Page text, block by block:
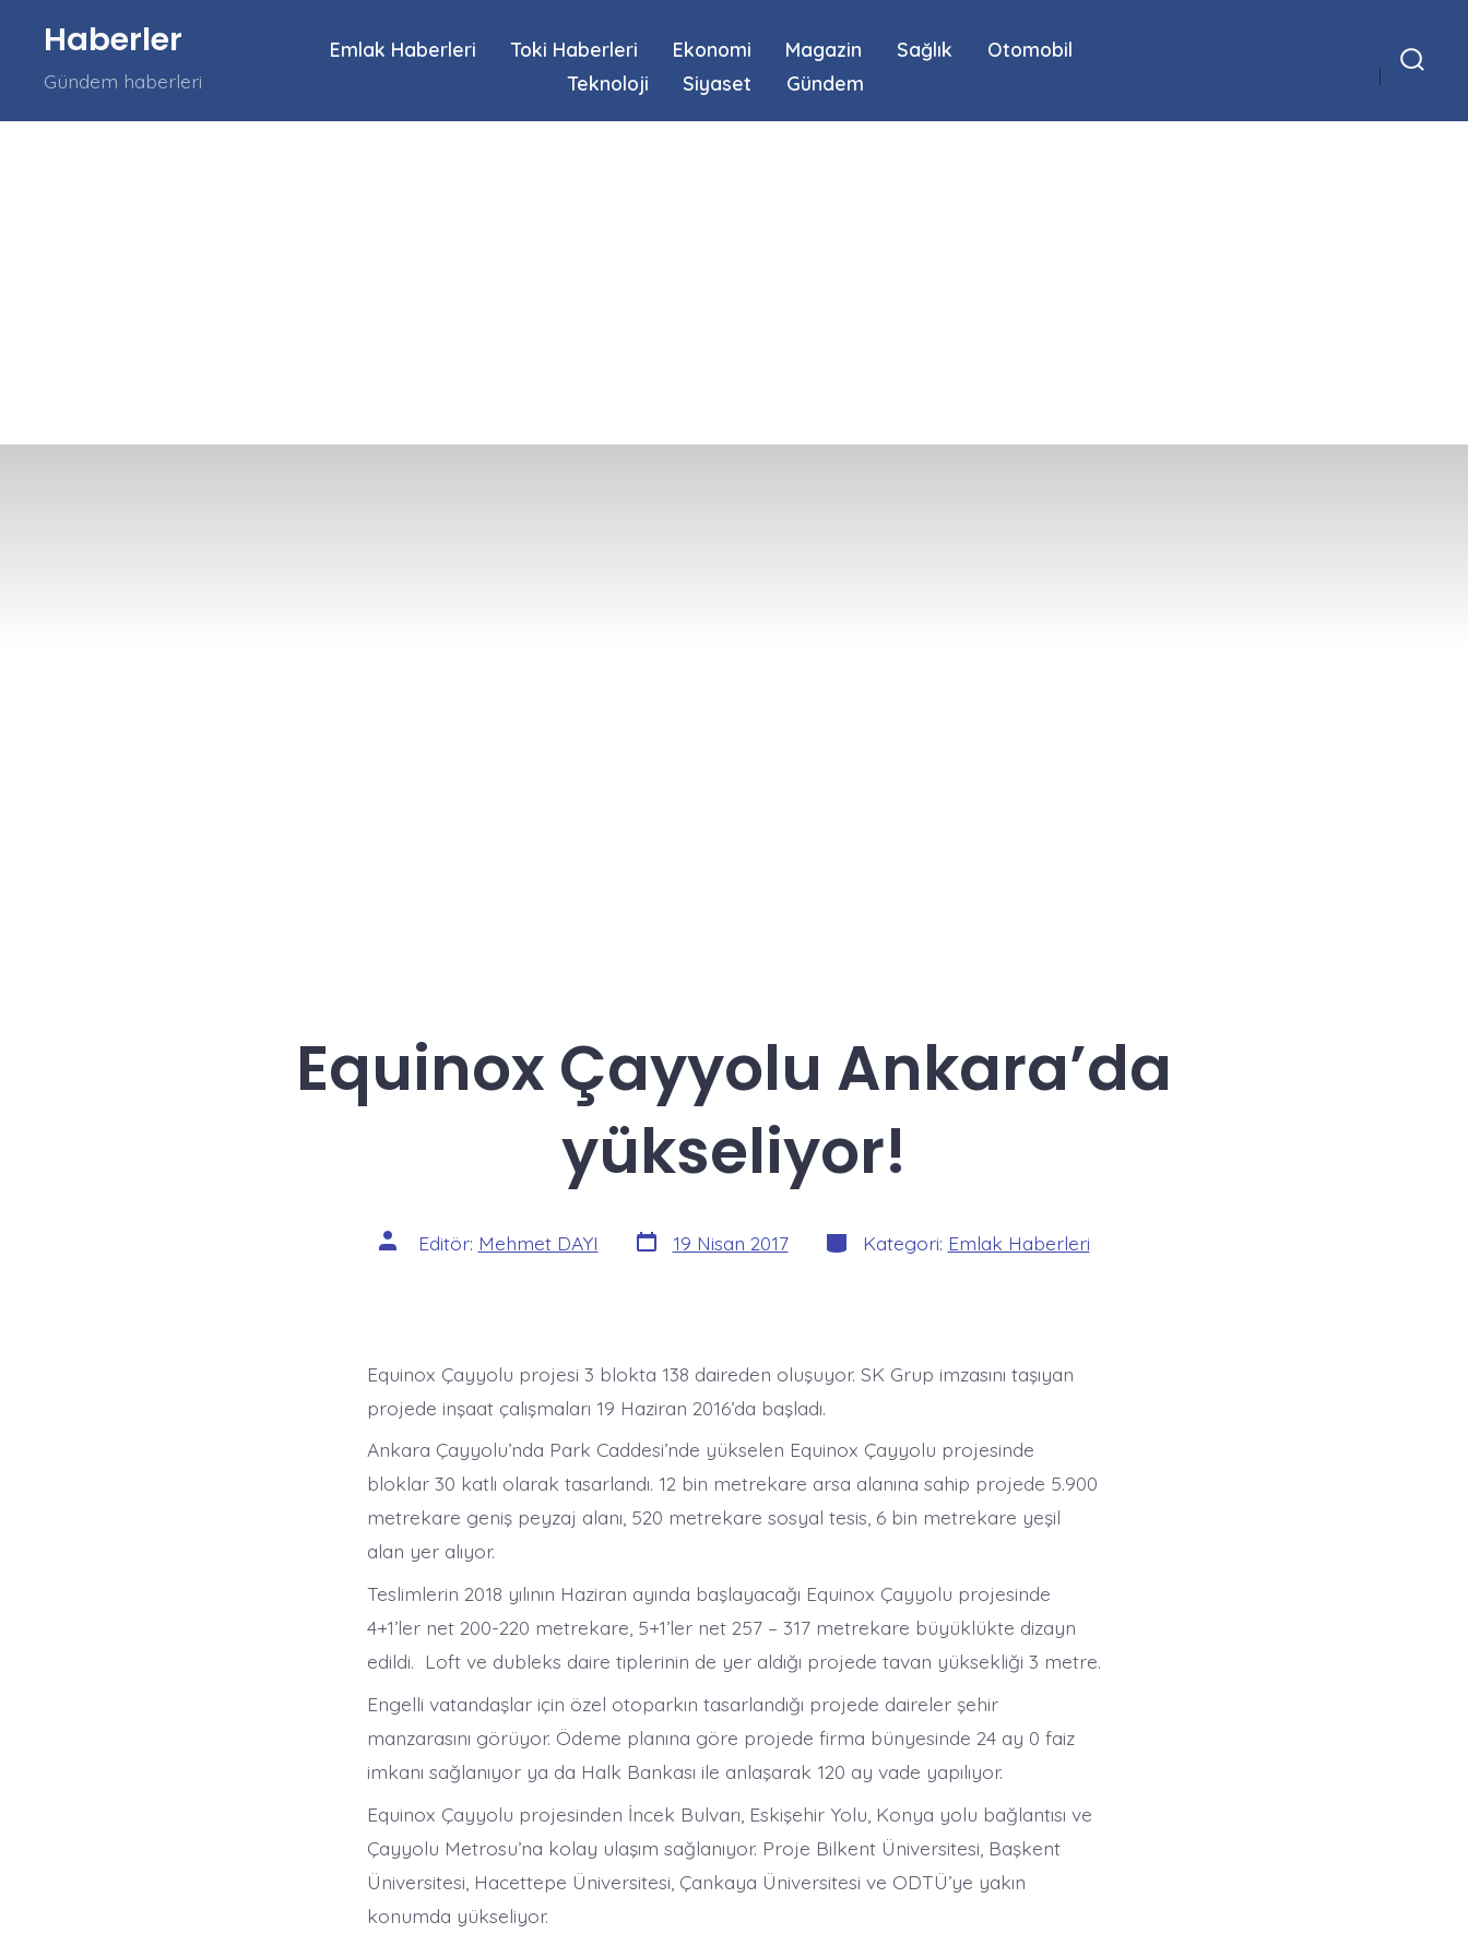
Arama
Göster/Gizle
Haberler
Gündem haberleri
Emlak Haberleri Toki Haberleri Ekonomi Magazin Sağlık
Otomobil
Teknoloji
Siyaset Gündem
Equinox Çayyolu Ankara’da
yükseliyor!
Yazının
yazarı
Editör: Mehmet DAYI Yazı
tarihi
19 Nisan 2017 Kategoriler
Kategori: Emlak Haberleri
Equinox Çayyolu projesi 3 blokta 138 daireden oluşuyor. SK Grup imzasını taşıyan
projede inşaat çalışmaları 19 Haziran 2016’da başladı.
Ankara Çayyolu’nda Park Caddesi’nde yükselen Equinox Çayyolu projesinde
bloklar 30 katlı olarak tasarlandı. 12 bin metrekare arsa alanına sahip projede 5.900
metrekare geniş peyzaj alanı, 520 metrekare sosyal tesis, 6 bin metrekare yeşil
alan yer alıyor.
Teslimlerin 2018 yılının Haziran ayında başlayacağı Equinox Çayyolu projesinde
4+1’ler net 200-220 metrekare, 5+1’ler net 257 – 317 metrekare büyüklükte dizayn
edildi. Loft ve dubleks daire tiplerinin de yer aldığı projede tavan yüksekliği 3 metre.
Engelli vatandaşlar için özel otoparkın tasarlandığı projede daireler şehir
manzarasını görüyor. Ödeme planına göre projede firma bünyesinde 24 ay 0 faiz
imkanı sağlanıyor ya da Halk Bankası ile anlaşarak 120 ay vade yapılıyor.
Equinox Çayyolu projesinden İncek Bulvarı, Eskişehir Yolu, Konya yolu bağlantısı ve
Çayyolu Metrosu’na kolay ulaşım sağlanıyor. Proje Bilkent Üniversitesi, Başkent
Üniversitesi, Hacettepe Üniversitesi, Çankaya Üniversitesi ve ODTÜ’ye yakın
konumda yükseliyor.